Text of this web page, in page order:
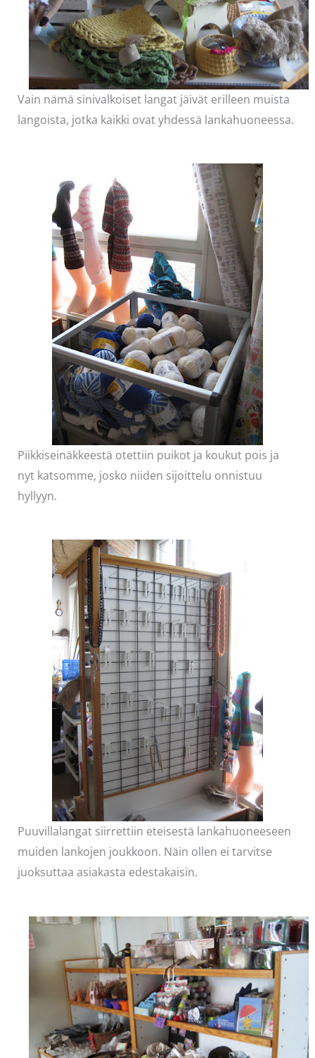
Vain nämä sinivalkoiset langat jäivät erilleen muista
langoista, jotka kaikki ovat yhdessä lankahuoneessa.
Piikkiseinäkkeestä otettiin puikot ja koukut pois ja
nyt katsomme, josko niiden sijoittelu onnistuu
hyllyyn.
Puuvillalangat siirrettiin eteisestä lankahuoneeseen
muiden lankojen joukkoon. Näin ollen ei tarvitse
juoksuttaa asiakasta edestakaisin.